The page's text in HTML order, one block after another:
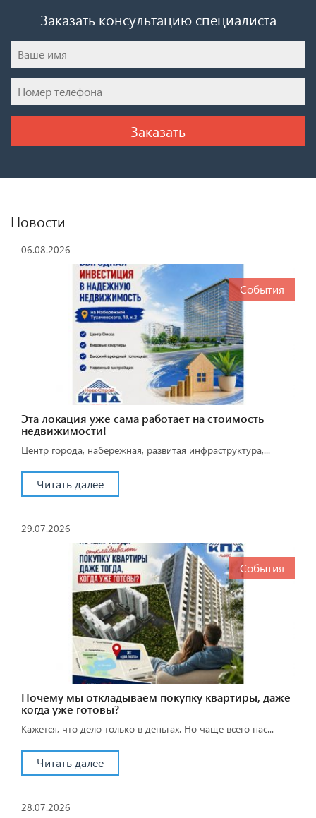
Заказать консультацию специалиста
Новости
06.08.2026
События
Эта локация уже сама работает на стоимость
недвижимости!
Центр города, набережная, развитая инфраструктура,...
Читать далее
29.07.2026
События
Почему мы откладываем покупку квартиры, даже
когда уже готовы?
Кажется, что дело только в деньгах. Но чаще всего нас...
Читать далее
28.07.2026